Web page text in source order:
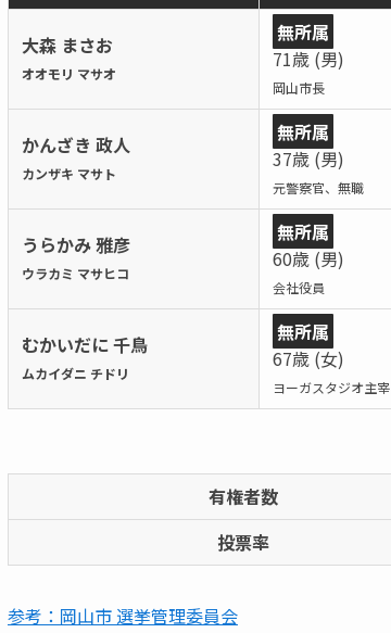
大森 まさお
オオモリ マサオ
無所属
71歳 (男)
岡山市長
かんざき 政人
カンザキ マサト
無所属
37歳 (男)
元警察官、無職
うらかみ 雅彦
ウラカミ マサヒコ
無所属
60歳 (男)
会社役員
むかいだに 千鳥
ムカイダニ チドリ
無所属
67歳 (女)
ヨーガスタジオ主宰
有権者数
投票率
参考：岡山市 選挙管理委員会